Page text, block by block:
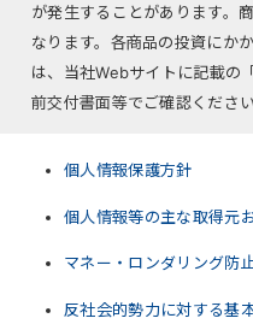
が発生することがあります。
なります。各商品の投資にか
は、当社Webサイトに記載の
前交付書面等でご確認ください
個人情報保護方針
個人情報等の主な取得元
マネー・ロンダリング防
反社会的勢力に対する基